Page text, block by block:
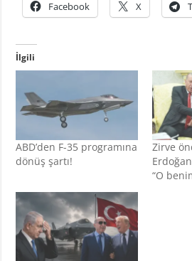
Facebook X
İlgili
ABD’den F-35 programına
dönüş şartı!
Zirve
“O